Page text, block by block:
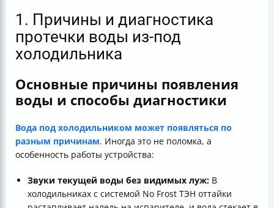
1. Причины и диагностика
протечки воды из-под
холодильника
Основные причины появления
воды и способы диагностики
Вода под холодильником может появляться по
разным причинам. Иногда это не поломка, а
особенность работы устройства:
Звуки текущей воды без видимых луж: В
холодильниках с системой No Frost ТЭН оттайки